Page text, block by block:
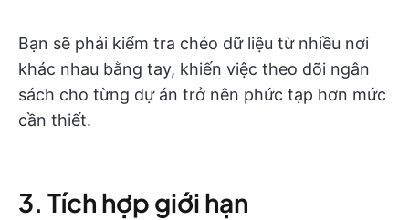
Bạn sẽ phải kiểm tra chéo dữ liệu từ nhiều nơi
khác nhau bằng tay, khiến việc theo dõi ngân
sách cho từng dự án trở nên phức tạp hơn mức
cần thiết.
3. Tích hợp giới hạn